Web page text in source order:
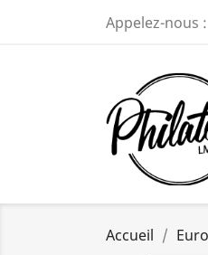
Appelez-nous :
Accueil